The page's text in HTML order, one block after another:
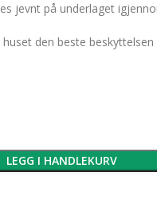
jevnt på underlaget
den beste
LEGG I HANDLEKURV